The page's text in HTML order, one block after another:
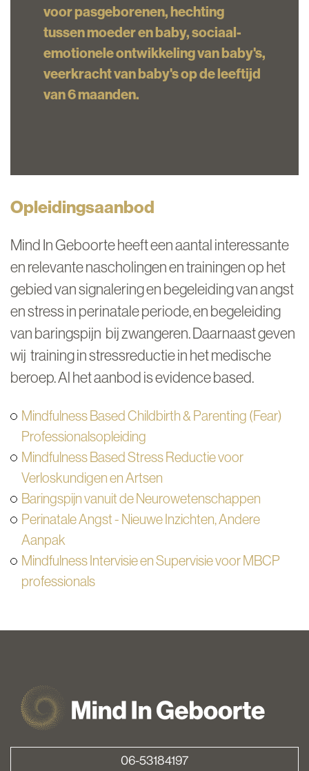
voor pasgeborenen,hechting
tussen moeder en baby,sociaal-
emotionele ontwikkeling van baby's,
veerkracht van baby's op de leeftijd
van 6 maanden.
Opleidingsaanbod
Mind In Geboorte heeft een aantal interessante
en relevante nascholingen en trainingen op het
gebied van signalering en begeleiding van angst
en stress in perinatale periode, en begeleiding
van baringspijn bij zwangeren. Daarnaast geven
wij training in stressreductie in het medische
beroep. Al het aanbod is evidence based.
Mindfulness Based Childbirth & Parenting (Fear)
Professionalsopleiding
Mindfulness Based Stress Reductie voor
Verloskundigen en Artsen
Baringspijn vanuit de Neurowetenschappen
Perinatale Angst - Nieuwe Inzichten, Andere
Aanpak
Mindfulness Intervisie en Supervisie voor MBCP
professionals
06-53184197